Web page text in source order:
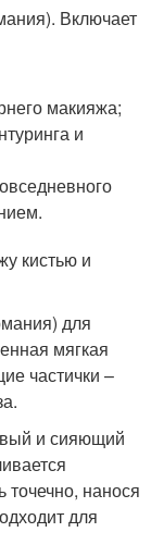
Включает
макияжа;
и
кистью и
для
мягкая
частички –
и сияющий
нанося
для